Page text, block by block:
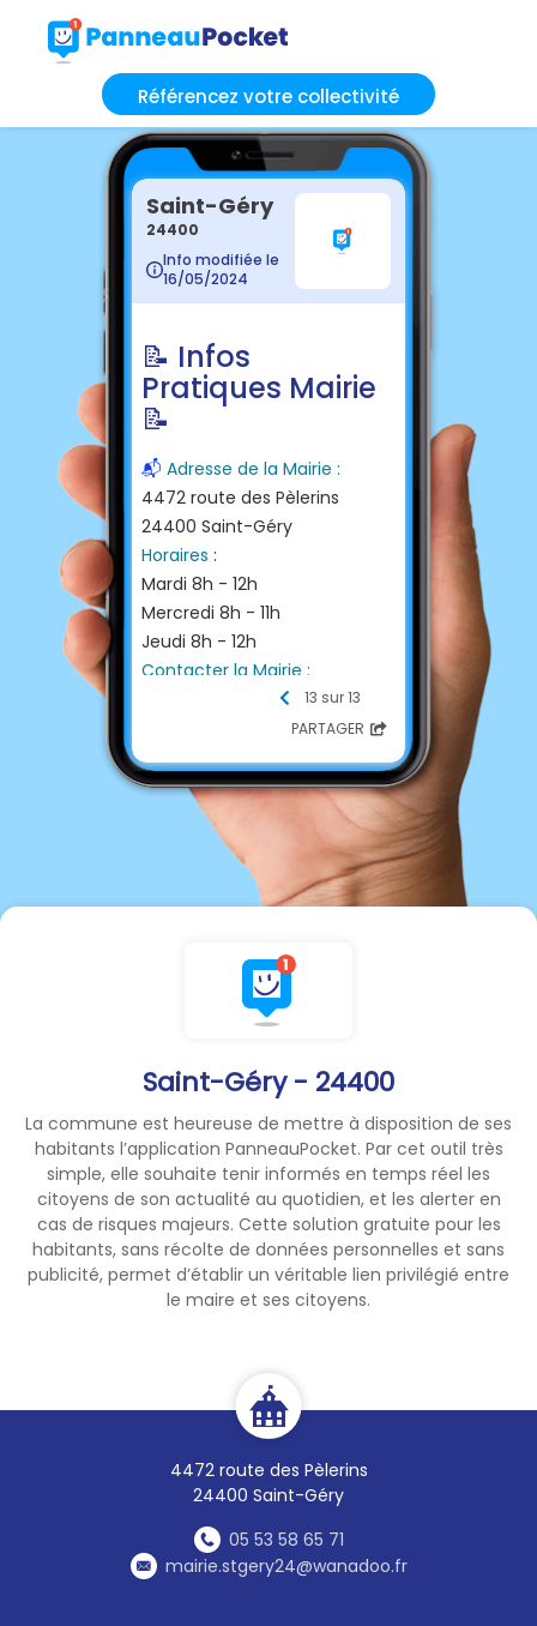
Référencez votre collectivité
Saint-Géry - 24400
La commune est heureuse de mettre à disposition de ses
habitants l’application PanneauPocket. Par cet outil très
simple, elle souhaite tenir informés en temps réel les
citoyens de son actualité au quotidien, et les alerter en
cas de risques majeurs. Cette solution gratuite pour les
habitants, sans récolte de données personnelles et sans
publicité, permet d’établir un véritable lien privilégié entre
le maire et ses citoyens.
4472 route des Pèlerins
24400 Saint-Géry
05 53 58 65 71
mairie.stgery24@wanadoo.fr
Saint-Géry
24400
Info modifiée le
16/05/2024
📝 Infos
Pratiques Mairie
📝
📬 Adresse de la Mairie :
4472 route des Pèlerins
24400 Saint-Géry
Horaires :
Mardi 8h - 12h
Mercredi 8h - 11h
Jeudi 8h - 12h
Contacter la Mairie :
📩 E-mail
mairie.stgery24@wanadoo.fr
13 sur 13
PARTAGER